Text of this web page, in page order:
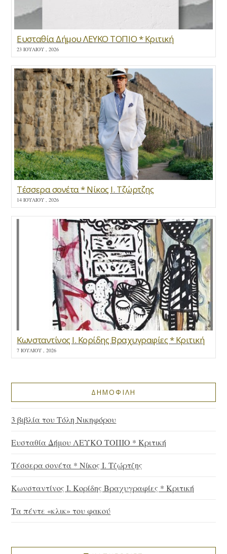
Ευσταθία Δήμου ΛΕΥΚΟ ΤΟΠΙΟ * Κριτική
23 ΙΟΥΛΊΟΥ , 2026
Τέσσερα σονέτα * Νίκος Ι. Τζώρτζης
14 ΙΟΥΛΊΟΥ , 2026
Κωνσταντίνος Ι. Κορίδης Βραχυγραφίες * Κριτική
7 ΙΟΥΛΊΟΥ , 2026
ΔΗΜΟΦΙΛΗ
3 βιβλία του Τόλη Νικηφόρου
Ευσταθία Δήμου ΛΕΥΚΟ ΤΟΠΙΟ * Κριτική
Τέσσερα σονέτα * Νίκος Ι. Τζώρτζης
Κωνσταντίνος Ι. Κορίδης Βραχυγραφίες * Κριτική
Τα πέντε «κλικ» του φακού